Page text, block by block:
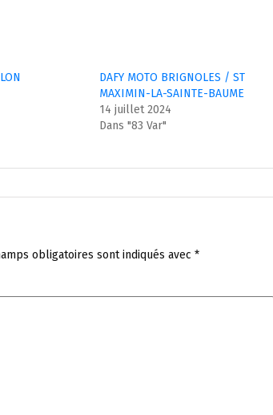
DAFY MOTO BRIGNOLES / ST
MAXIMIN-LA-SAINTE-BAUME
14 juillet 2024
Dans "83 Var"
obligatoires sont indiqués avec *